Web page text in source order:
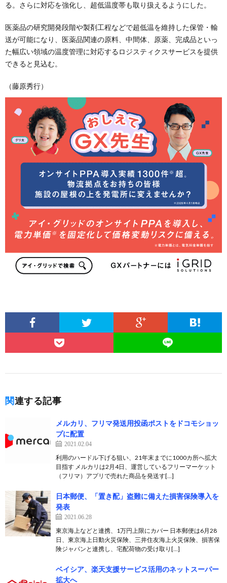
る。さらに対応を強化し、超低温度帯も取り扱えるようにした。
医薬品の研究開発段階や製剤工程などで超低温を維持した保管・輸
送が可能になり、医薬品関連の原料、中間体、原薬、完成品といっ
た幅広い領域の温度管理に対応するロジスティクスサービスを提供
できると見込む。
（藤原秀行）
関連する記事
メルカリ、フリマ発送用投函ポストをドコモショッ
プに配置
2021.02.04
利用のハードル下げる狙い、21年末までに1000カ所へ拡大
目指す メルカリは2月4日、運営しているフリーマーケット
（フリマ）アプリで売れた商品を発送す[…]
日本郵便、「置き配」盗難に備えた損害保険導入を
発表
2021.06.28
東京海上などと連携、1万円上限にカバー 日本郵便は6月28
日、東京海上日動火災保険、三井住友海上火災保険、損害保
険ジャパンと連携し、宅配荷物の受け取り[…]
ベイシア、楽天支援サービス活用のネットスーパー
拡大へ